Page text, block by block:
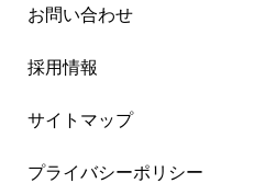
お問い合わせ
採用情報
サイトマップ
プライバシーポリシー